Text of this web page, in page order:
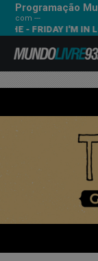
Programação
com ---
I'M IN LOVE